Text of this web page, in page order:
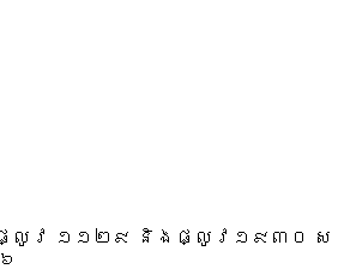
ផ្លូវ ១១២៩ និងផ្លូវ១៩៣០ ស